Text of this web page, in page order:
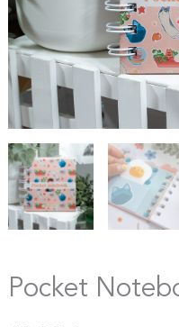
Pocket